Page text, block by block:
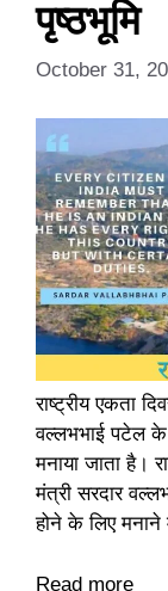
पृष्ठभूमि
October 31,
राष्ट्रीय एकता
वल्लभभाई पटेल के
मनाया जाता है।
मंत्री सरदार
होने के लिए मनाने
Read more